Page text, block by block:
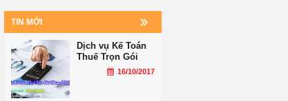
TIN MỚI
Dịch vụ Kế Toán
Thuế Trọn Gói
16/10/2017